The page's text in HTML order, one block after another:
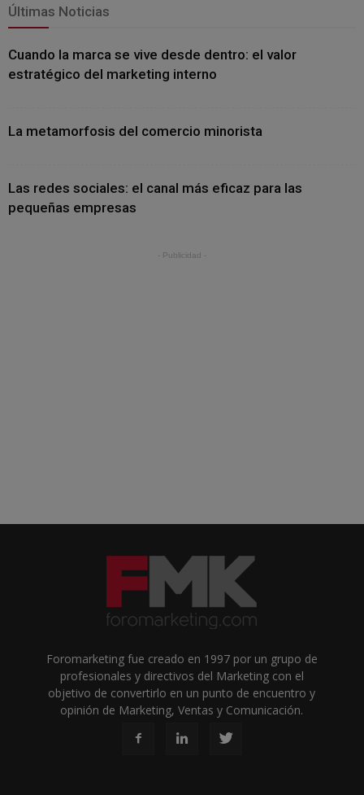
Últimas Noticias
Cuando la marca se vive desde dentro: el valor
estratégico del marketing interno
La metamorfosis del comercio minorista
Las redes sociales: el canal más eficaz para las
pequeñas empresas
- Publicidad -
Foromarketing fue creado en 1997 por un grupo de
profesionales y directivos del Marketing con el
objetivo de convertirlo en un punto de encuentro y
opinión de Marketing, Ventas y Comunicación.